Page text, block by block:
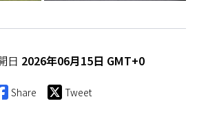
日 2026年06月15日 GMT+0
Share Tweet